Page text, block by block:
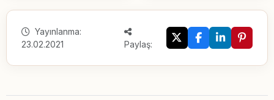
Yayınlanma:
23.02.2021
Paylaş: